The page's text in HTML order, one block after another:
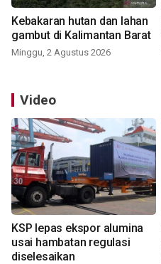
Kebakaran hutan dan lahan
gambut di Kalimantan Barat
Minggu, 2 Agustus 2026
Video
KSP lepas ekspor alumina
usai hambatan regulasi
diselesaikan